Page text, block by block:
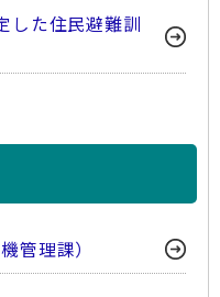
した住民避難訓
管理課）